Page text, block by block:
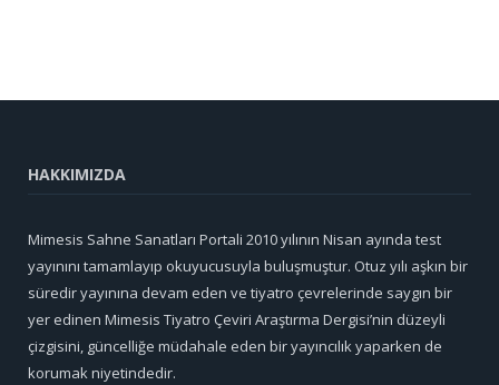
HAKKIMIZDA
Mimesis Sahne Sanatları Portali 2010 yılının Nisan ayında test
yayınını tamamlayıp okuyucusuyla buluşmuştur. Otuz yılı aşkın bir
süredir yayınına devam eden ve tiyatro çevrelerinde saygın bir
yer edinen Mimesis Tiyatro Çeviri Araştırma Dergisi’nin düzeyli
çizgisini, güncelliğe müdahale eden bir yayıncılık yaparken de
korumak niyetindedir.